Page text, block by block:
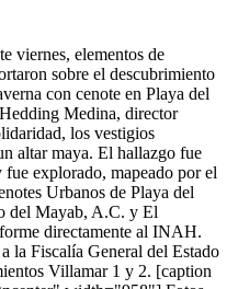
viernes, elementos de
sobre el descubrimiento
con cenote en Playa del
Medina, director
los vestigios
altar maya. El hallazgo fue
explorado, mapeado por el
Urbanos de Playa del
del Mayab, A.C. y El
directamente al INAH.
la Fiscalía General del Estado
Villamar 1 y 2. [caption